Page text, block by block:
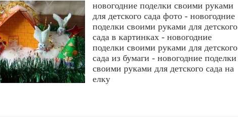
новогодние поделки своими руками
для детского сада фото - новогодние
поделки своими руками для детского
сада в картинках - новогодние
поделки своими руками для детского
сада из бумаги - новогодние поделки
своими руками для детского сада на
елку